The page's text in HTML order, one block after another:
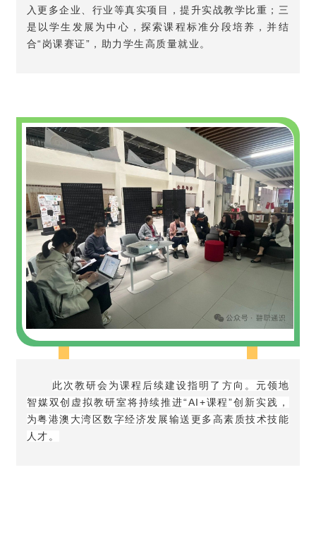
入更多企业、行业等真实项目，提升实战教学比重；三
是以学生发展为中心，探索课程标准分段培养，并结
合“岗课赛证”，助力学生高质量就业。
此次教研会为课程后续建设指明了方向。元领地
智媒双创虚拟教研室将持续推进“AI+课程”创新实践，
为粤港澳大湾区数字经济发展输送更多高素质技术技能
人才。